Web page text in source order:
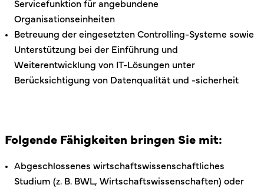
Servicefunktion für angebundene
Organisationseinheiten
Betreuung der eingesetzten Controlling-Systeme sowie
Unterstützung bei der Einführung und
Weiterentwicklung von IT-Lösungen unter
Berücksichtigung von Datenqualität und -sicherheit
Folgende Fähigkeiten bringen Sie mit:
Abgeschlossenes wirtschaftswissenschaftliches
Studium (z. B. BWL, Wirtschaftswissenschaften) oder